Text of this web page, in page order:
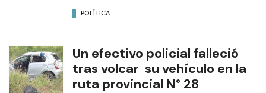
POLÍTICA
Un efectivo policial falleció
tras volcar su vehículo en la
ruta provincial N° 28